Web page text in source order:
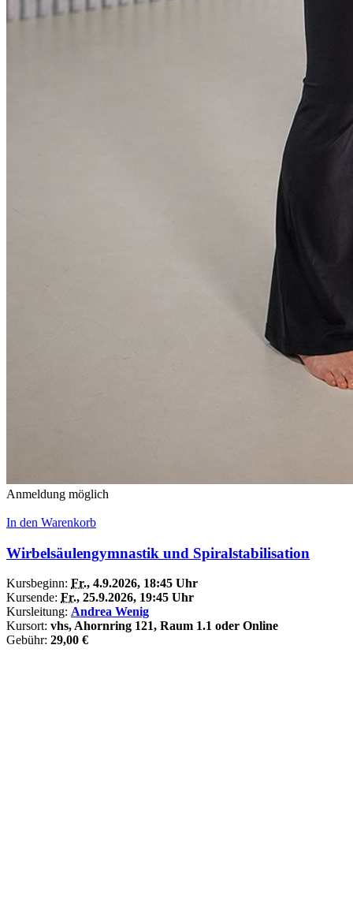
Anmeldung möglich
In den Warenkorb
Wirbelsäulengymnastik und Spiralstabilisation
Kursbeginn: Fr., 4.9.2026, 18:45 Uhr
Kursende: Fr., 25.9.2026, 19:45 Uhr
Kursleitung: Andrea Wenig
Kursort: vhs, Ahornring 121, Raum 1.1 oder Online
Gebühr: 29,00 €